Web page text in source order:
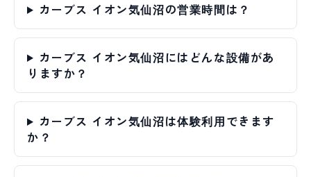
カーブス イオン気仙沼の営業時間は？
カーブス イオン気仙沼にはどんな設備があ
りますか？
カーブス イオン気仙沼は体験利用できます
か？